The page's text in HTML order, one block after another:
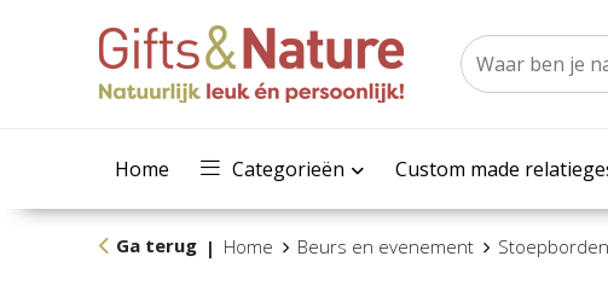
Home Categorieën Custom made
Ga terug | Home Beurs en evenement Stoepborden